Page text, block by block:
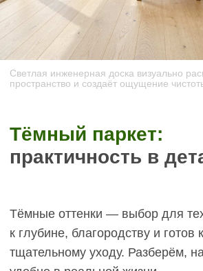
Сравнительная таблица:
светлый vs тёмный паркет